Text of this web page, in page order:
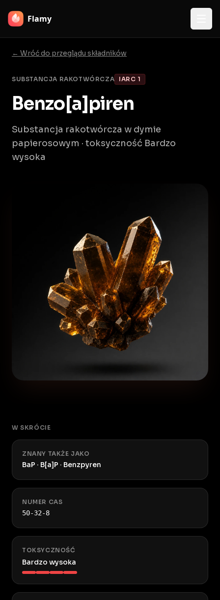
Flamy
← Wróć do przeglądu składników
SUBSTANCJA RAKOTWÓRCZA IARC 1
Benzo[a]piren
Substancja rakotwórcza w dymie
papierosowym · toksyczność Bardzo
wysoka
W SKRÓCIE
ZNANY TAKŻE JAKO
BaP · B[a]P · Benzpyren
NUMER CAS
50-32-8
TOKSYCZNOŚĆ
Bardzo wysoka